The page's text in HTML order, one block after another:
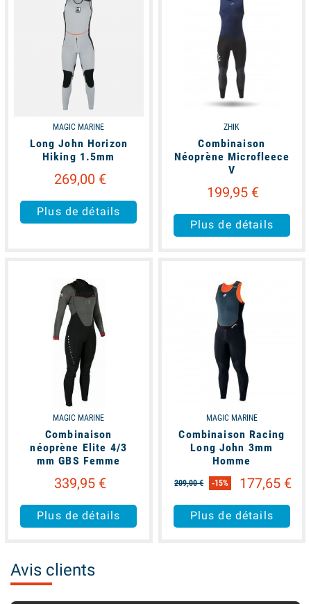
MAGIC MARINE
Long John Horizon
Hiking 1.5mm
269,00 €
Plus de détails
ZHIK
Combinaison
Néoprène Microfleece
V
199,95 €
Plus de détails
MAGIC MARINE
Combinaison
néoprène Elite 4/3
mm GBS Femme
339,95 €
Plus de détails
MAGIC MARINE
Combinaison Racing
Long John 3mm
Homme
209,00 € -15% 177,65 €
Plus de détails
Avis clients